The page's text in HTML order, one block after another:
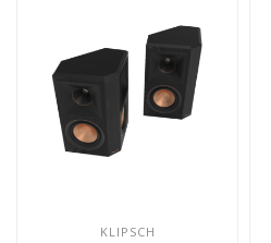
KLIPSCH